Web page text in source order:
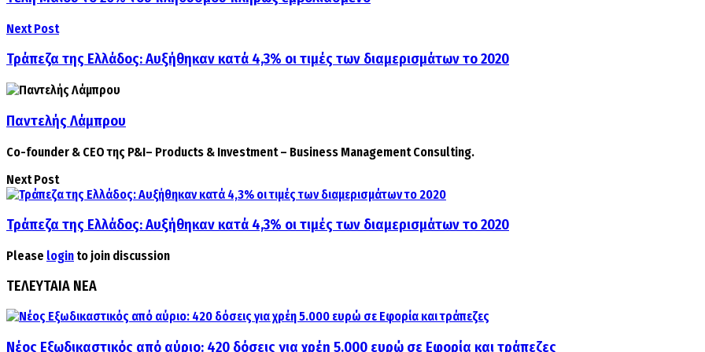
Next Post
Τράπεζα της Ελλάδος: Αυξήθηκαν κατά 4,3% οι τιμές των διαμερισμάτων το 2020
Παντελής Λάμπρου
Co-founder & CEO της P&I– Products & Investment – Business Management Consulting.
Next Post
Τράπεζα της Ελλάδος: Αυξήθηκαν κατά 4,3% οι τιμές των διαμερισμάτων το 2020
Please login to join discussion
ΤΕΛΕΥΤΑΙΑ ΝΕΑ
Νέος Εξωδικαστικός από αύριο: 420 δόσεις για χρέη 5.000 ευρώ σε Εφορία και τράπεζες